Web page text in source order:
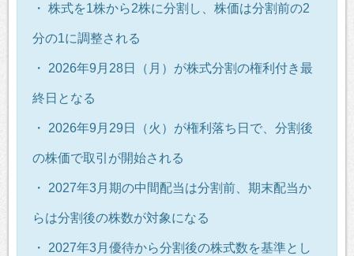
・ 株式を1株から2株に分割し、株価は分割前の2
分の1に調整される
・ 2026年9月28日（月）が株式分割の権利付き最
終日となる
・ 2026年9月29日（火）が権利落ち日で、分割後
の株価で取引が開始される
・ 2027年3月期の中間配当は分割前、期末配当か
らは分割後の株数が対象になる
・ 2027年3月優待から分割後の株式数を基準とし